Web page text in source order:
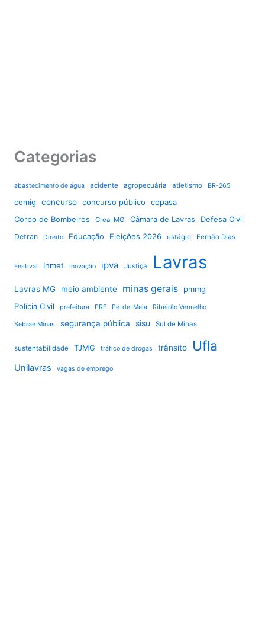
Categorias
abastecimento de água acidente agropecuária atletismo BR-265
cemig concurso concurso público
copasa
Corpo de Bombeiros
Crea-MG Câmara de Lavras Defesa Civil
Detran Direito Educação Eleições 2026 estágio Fernão Dias
Festival Inmet Inovação ipva Justiça Lavras
Lavras MG meio ambiente minas gerais
pmmg
Polícia Civil
prefeitura PRF Pé-de-Meia Ribeirão Vermelho
Sebrae Minas segurança pública sisu Sul de Minas
sustentabilidade TJMG tráfico de drogas trânsito Ufla
Unilavras vagas de emprego